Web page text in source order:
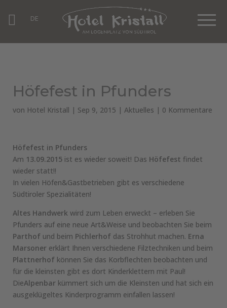
DE
Höfefest in Pfunders
von Hotel Kristall | Sep 9, 2015 | Aktuelles | 0 Kommentare
Höfefest in Pfunders
Am 13.09.2015ist es wieder soweit! Das Höfefest findet
wieder statt!!
In vielen Höfen&Gastbetrieben gibt es verschiedene
Südtiroler Spezialitäten!
Altes Handwerkwird zum Leben erweckt – erleben Sie
Pfunders auf eine neue Art&Weise und beobachten Sie beim
Parthofund beim Pichlerhofdas Strohhut machen. Erna
Marsonererklärt Ihnen verschiedene Filztechniken und beim
Plattnerhofkönnen Sie das Korbflechten beobachten und
für die kleinsten gibt es dort Kinderklettern mit Paul!
DieAlpenbarkümmert sich um die Kleinsten und hat sich ein
ausgeklügeltes Kinderprogramm einfallen lassen!